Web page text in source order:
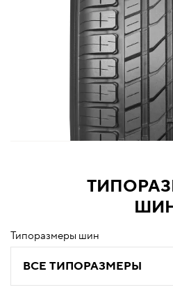
Типоразмеры шин
ВСЕ ТИПОРАЗМЕРЫ